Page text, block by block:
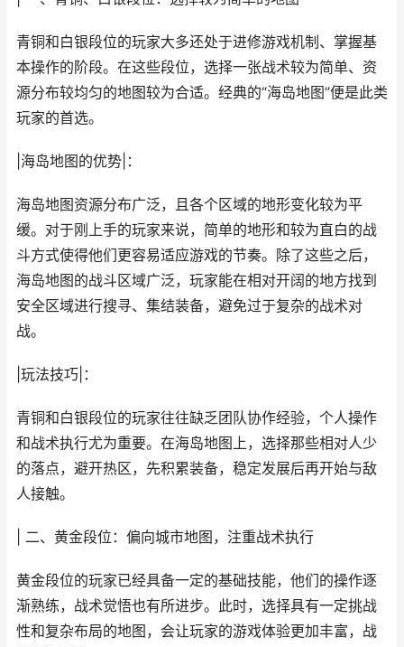
青铜和白银段位的玩家大多还处于进修游戏机制、掌握基
本操作的阶段。在这些段位，选择一张战术较为简单、资
源分布较均匀的地图较为合适。经典的“海岛地图”便是此类
玩家的首选。
|海岛地图的优势|：
海岛地图资源分布广泛，且各个区域的地形变化较为平
缓。对于刚上手的玩家来说，简单的地形和较为直白的战
斗方式使得他们更容易适应游戏的节奏。除了这些之后，
海岛地图的战斗区域广泛，玩家能在相对开阔的地方找到
安全区域进行搜寻、集结装备，避免过于复杂的战术对
战。
|玩法技巧|：
青铜和白银段位的玩家往往缺乏团队协作经验，个人操作
和战术执行尤为重要。在海岛地图上，选择那些相对人少
的落点，避开热区，先积累装备，稳定发展后再开始与敌
人接触。
| 二、黄金段位：偏向城市地图，注重战术执行
黄金段位的玩家已经具备一定的基础技能，他们的操作逐
渐熟练，战术觉悟也有所进步。此时，选择具有一定挑战
性和复杂布局的地图，会让玩家的游戏体验更加丰富，战